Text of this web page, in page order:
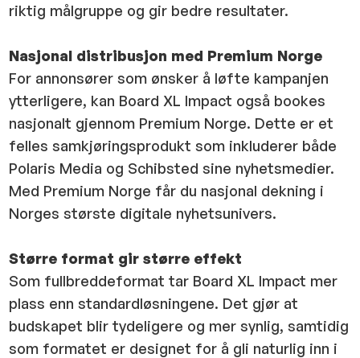
riktig målgruppe og gir bedre resultater.
Nasjonal distribusjon med Premium Norge
For annonsører som ønsker å løfte kampanjen
ytterligere, kan Board XL Impact også bookes
nasjonalt gjennom Premium Norge. Dette er et
felles samkjøringsprodukt som inkluderer både
Polaris Media og Schibsted sine nyhetsmedier.
Med Premium Norge får du nasjonal dekning i
Norges største digitale nyhetsunivers.
Større format gir større effekt
Som fullbreddeformat tar Board XL Impact mer
plass enn standardløsningene. Det gjør at
budskapet blir tydeligere og mer synlig, samtidig
som formatet er designet for å gli naturlig inn i